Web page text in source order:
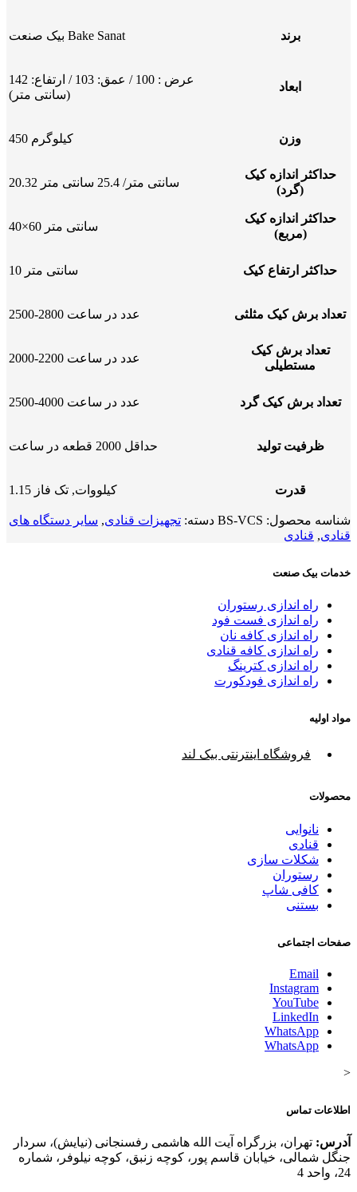
برند بیک صنعت Bake Sanat
ابعاد
عرض : 100 / عمق: 103 / ارتفاع: 142
(سانتی متر)
وزن 450 کیلوگرم
حداکثر اندازه کیک
(گرد)
20.32 سانتی متر/ 25.4 سانتی متر
حداکثر اندازه کیک
(مربع)
40×60 سانتی متر
حداکثر ارتفاع کیک 10 سانتی متر
تعداد برش کیک مثلثی 2500-2800 عدد در ساعت
تعداد برش کیک
مستطیلی
2000-2200 عدد در ساعت
تعداد برش کیک گرد 2500-4000 عدد در ساعت
ظرفیت تولید حداقل 2000 قطعه در ساعت
قدرت 1.15 کیلووات, تک فاز
شناسه محصول: BS-VCS دسته: تجهیزات قنادی, سایر دستگاه های
قنادی, قنادی
خدمات بیک صنعت
راه اندازی رستوران
راه اندازی فست فود
راه اندازی کافه نان
راه اندازی کافه قنادی
راه اندازی کترینگ
راه اندازی فودکورت
مواد اولیه
فروشگاه اینترنتی بیک لند
محصولات
نانوایی
قنادی
شکلات سازی
رستوران
کافی شاپ
بستنی
صفحات اجتماعی
Email
Instagram
YouTube
LinkedIn
WhatsApp
WhatsApp
<
اطلاعات تماس
آدرس: تهران، بزرگراه آیت الله هاشمی رفسنجانی (نیایش)، سردار
جنگل شمالی، خیابان قاسم پور، کوچه زنبق، کوچه نیلوفر، شماره
24، واحد 4